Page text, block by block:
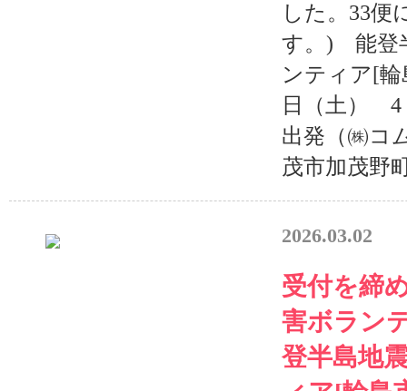
した。33便
す。) 能登
ンティア[輪
日（土）
出発（㈱コ
茂市加茂野
2026.03.02
受付を締
害ボラ
登半島地